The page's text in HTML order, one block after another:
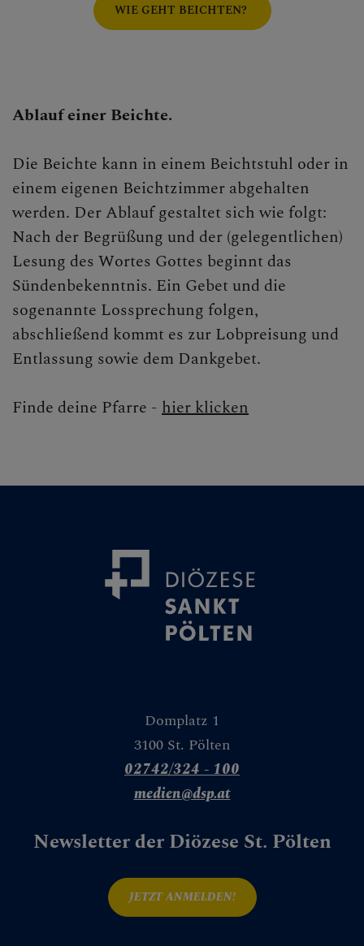
WIE GEHT BEICHTEN?
Ablauf einer Beichte.
Die Beichte kann in einem Beichtstuhl oder in
einem eigenen Beichtzimmer abgehalten
werden. Der Ablauf gestaltet sich wie folgt:
Nach der Begrüßung und der (gelegentlichen)
Lesung des Wortes Gottes beginnt das
Sündenbekenntnis. Ein Gebet und die
sogenannte Lossprechung folgen,
abschließend kommt es zur Lobpreisung und
Entlassung sowie dem Dankgebet.
Finde deine Pfarre - hier klicken
Domplatz 1
3100 St. Pölten
02742/324 - 100
medien@dsp.at
Newsletter der Diözese St. Pölten
JETZT ANMELDEN!